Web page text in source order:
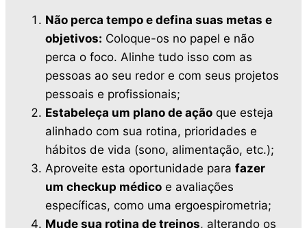
Não perca tempo e defina suas metas e
objetivos: Coloque-os no papel e não
perca o foco. Alinhe tudo isso com as
pessoas ao seu redor e com seus projetos
pessoais e profissionais;
Estabeleça um plano de ação que esteja
alinhado com sua rotina, prioridades e
hábitos de vida (sono, alimentação, etc.);
Aproveite esta oportunidade para fazer
um checkup médico e avaliações
específicas, como uma ergoespirometria;
Mude sua rotina de treinos, alterando os